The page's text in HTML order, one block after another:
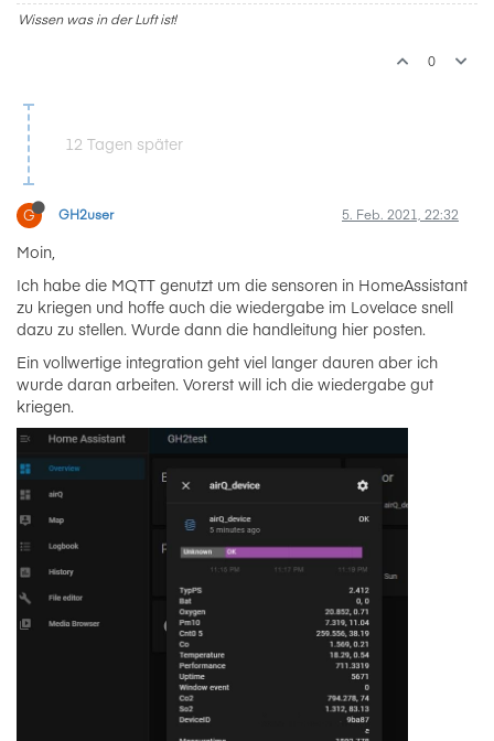
Wissen was in der Luft ist!
0
12 Tagen später
G GH2user 5. Feb. 2021, 22:32
Moin,
Ich habe die MQTT genutzt um die sensoren in HomeAssistant
zu kriegen und hoffe auch die wiedergabe im Lovelace snell
dazu zu stellen. Wurde dann die handleitung hier posten.
Ein vollwertige integration geht viel langer dauren aber ich
wurde daran arbeiten. Vorerst will ich die wiedergabe gut
kriegen.